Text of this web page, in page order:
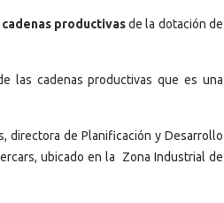
productivasde la dotación de
las cadenas productivas que es una
directora de Planificación y Desarrollo
ubicado en la Zona Industrial de